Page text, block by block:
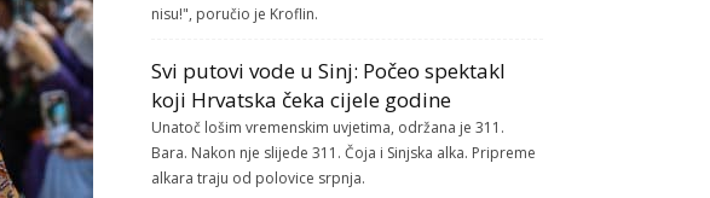
nisu!", poručio je Kroflin.
Svi putovi vode u Sinj: Počeo spektakl
koji Hrvatska čeka cijele godine
Unatoč lošim vremenskim uvjetima, održana je 311.
Bara. Nakon nje slijede 311. Čoja i Sinjska alka. Pripreme
alkara traju od polovice srpnja.